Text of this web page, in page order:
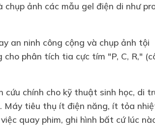
ảnh các mẫu gel điện di như
an ninh công cộng và chụp ảnh tội
phân tích tia cực tím "P, C, R,"
cứu chính cho kỹ thuật sinh học, di
Máy tiêu thụ ít điện năng, ít tỏa
quay phim, ghi hình bất cứ lúc